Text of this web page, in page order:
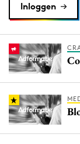
Inloggen